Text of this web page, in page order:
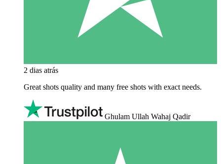
2 dias atrás
Great shots quality and many free shots with exact needs.
Ghulam Ullah Wahaj Qadir